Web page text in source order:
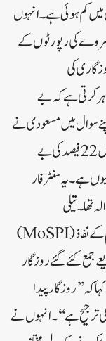
کم ہوئی ہے ۔ انہوں
سروے کی رپورٹوں کے
20میں بے روزگاری کی
ہے جو ظاہر کرتی ہے کہ بے
سوال میں مسعودی نے
وزیر سے وجوہات پوچھیں کہ اکتوبر میں جموں و کشمیر میں 22 فیصد کی بے
سے زیادہ کیوں ہے۔ یہ سنٹر فار
تھا۔تیلی
نے 2018-17سے وزارت شماریات اور پروگرام کے نفاذ (MoSPI)
جمع کئے گئے روزگار
کہ ’’روزگار پیدا
ترجیح ہے‘‘۔انہوں نے